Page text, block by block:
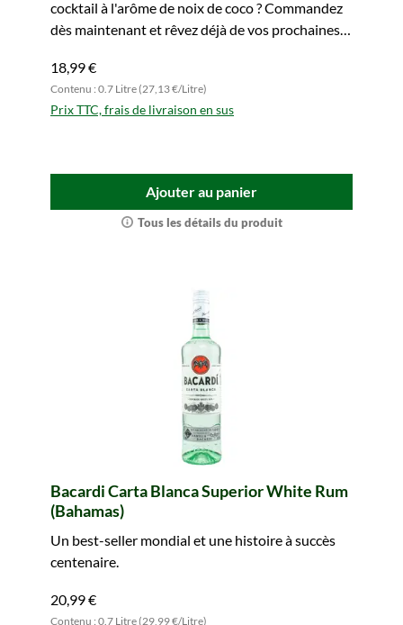
cocktail à l'arôme de noix de coco ? Commandez
dès maintenant et rêvez déjà de vos prochaines
18,99 €
Contenu : 0.7 Litre (27,13 €/Litre)
Prix TTC, frais de livraison en sus
Ajouter au panier
Tous les détails du produit
Bacardi Carta Blanca Superior White Rum
(Bahamas)
Un best-seller mondial et une histoire à succès
centenaire.
20,99 €
Contenu : 0.7 Litre (29,99 €/Litre)